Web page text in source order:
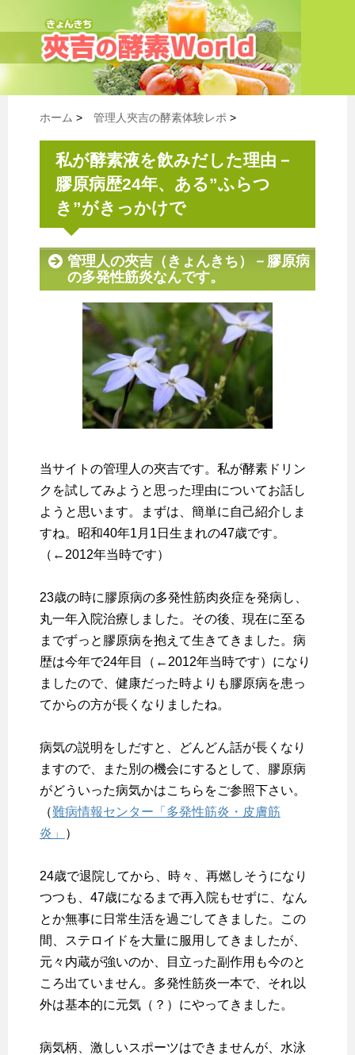
ホーム > 管理人夾吉の酵素体験レポ >
私が酵素液を飲みだした理由－
膠原病歴24年、ある”ふらつ
き”がきっかけで
管理人の夾吉（きょんきち）－膠原病
の多発性筋炎なんです。
当サイトの管理人の夾吉です。私が酵素ドリン
クを試してみようと思った理由についてお話し
ようと思います。まずは、簡単に自己紹介しま
すね。昭和40年1月1日生まれの47歳です。
（←2012年当時です）
23歳の時に膠原病の多発性筋肉炎症を発病し、
丸一年入院治療しました。その後、現在に至る
までずっと膠原病を抱えて生きてきました。病
歴は今年で24年目（←2012年当時です）になり
ましたので、健康だった時よりも膠原病を患っ
てからの方が長くなりましたね。
病気の説明をしだすと、どんどん話が長くなり
ますので、また別の機会にするとして、膠原病
がどういった病気かはこちらをご参照下さい。
（難病情報センター「多発性筋炎・皮膚筋
炎」
）
24歳で退院してから、時々、再燃しそうになり
つつも、47歳になるまで再入院もせずに、なん
とか無事に日常生活を過ごしてきました。この
間、ステロイドを大量に服用してきましたが、
元々内蔵が強いのか、目立った副作用も今のと
ころ出ていません。多発性筋炎一本で、それ以
外は基本的に元気（？）にやってきました。
病気柄、激しいスポーツはできませんが、水泳